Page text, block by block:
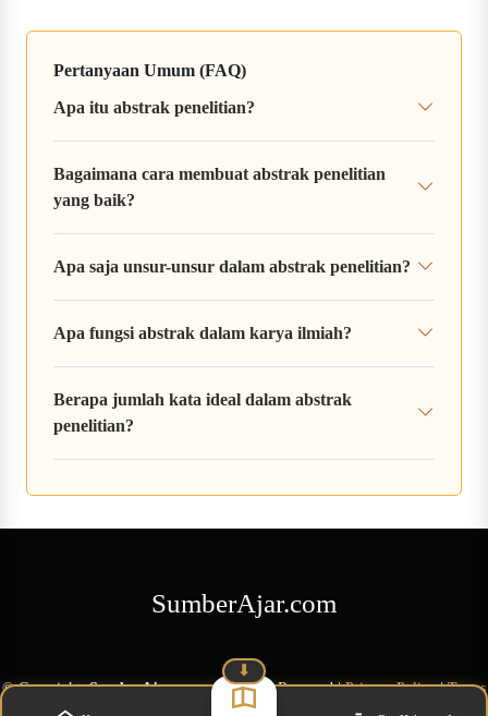
Pertanyaan Umum (FAQ)
Apa itu abstrak penelitian?
Bagaimana cara membuat abstrak penelitian
yang baik?
Apa saja unsur-unsur dalam abstrak penelitian?
Apa fungsi abstrak dalam karya ilmiah?
Berapa jumlah kata ideal dalam abstrak
penelitian?
SumberAjar.com
©Copyright SumberAjar.com All Rights Reserved|Privacy Policy|Terms
of Service
⬇